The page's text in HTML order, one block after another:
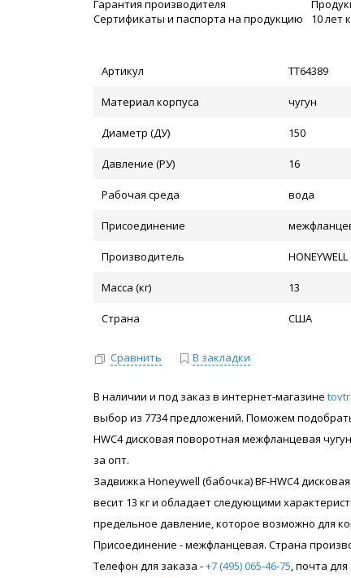
Гарантия производителя
Сертификаты и паспорта на продукцию
10 лет
Артикул ТТ64389
Материал корпуса чугун
Диаметр (ДУ) 150
Давление (РУ) 16
Рабочая среда вода
Присоединение
Производитель HONEYWELL
Масса (кг) 13
Страна США
Сравнить В закладки
В наличии и под заказ в интернет-магазине
выбор из 7734 предложений. Поможем
HWC4 дисковая поворотная межфланцевая
за опт.
Задвижка Honeywell (бабочка) BF-HWC4
весит 13 кг и обладает следующими
предельное давление, которое возможно для
Присоединение - межфланцевая. Страна
Телефон для заказа -+7 (495) 065-46-75 , почта